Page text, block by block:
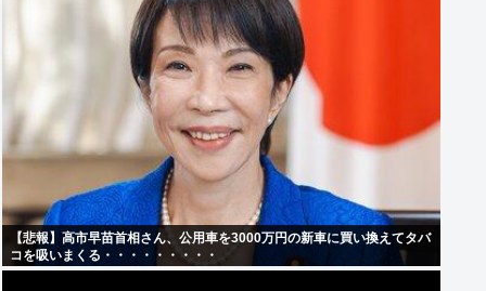
【悲報】高市早苗首相さん、公用車を3000万円の新車に買い換えてタバ
コを吸いまくる・・・・・・・・・